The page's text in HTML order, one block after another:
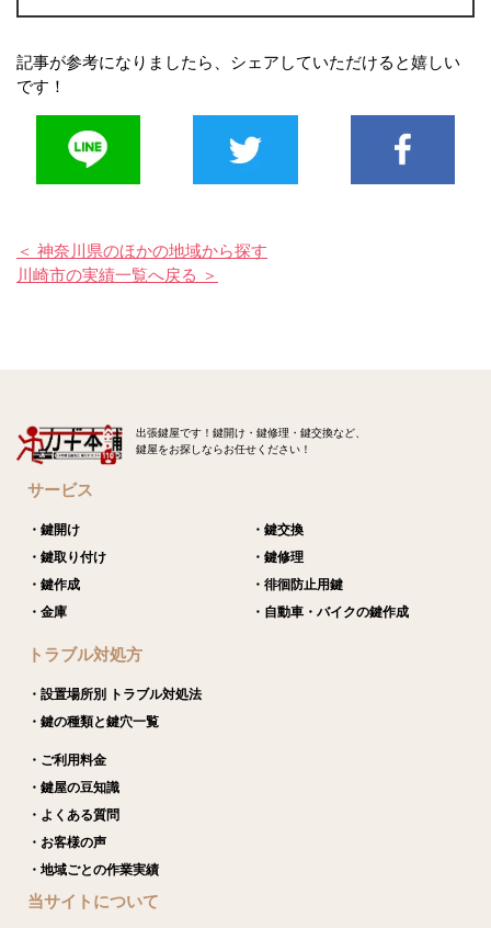
記事が参考になりましたら、シェアしていただけると嬉しい
です！
＜ 神奈川県のほかの地域から探す
川崎市の実績一覧へ戻る ＞
出張鍵屋です！鍵開け・鍵修理・鍵交換など、
鍵屋をお探しならお任せください！
サービス
・鍵開け
・鍵交換
・鍵取り付け
・鍵修理
・鍵作成
・徘徊防止用鍵
・金庫
・自動車・バイクの鍵作成
トラブル対処方
・設置場所別 トラブル対処法
・鍵の種類と鍵穴一覧
・ご利用料金
・鍵屋の豆知識
・よくある質問
・お客様の声
・地域ごとの作業実績
当サイトについて